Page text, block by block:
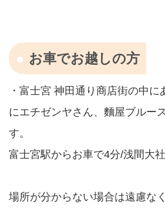
お車でお越しの方
・富士宮 神田通り商店街の中
にエチゼンヤさん、麵屋ブルー
す。
富士宮駅からお車で4分/浅間大
場所が分からない場合は遠慮な